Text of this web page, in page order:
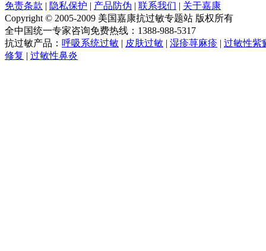
免责条款 | 隐私保护 | 产品防伪 | 联系我们 | 关于嘉康
Copyright © 2005-2009 美国嘉康抗过敏专题站 版权所有
全中国统一专家咨询免费热线：1388-988-5317
抗过敏产品： 呼吸系统过敏 | 皮肤过敏 | 湿疹荨麻疹 | 过敏性紫
修复 | 过敏性鼻炎